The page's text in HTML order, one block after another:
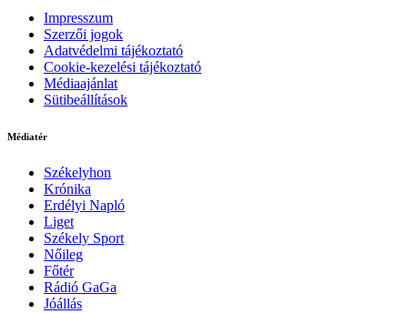
Impresszum
Szerzői jogok
Adatvédelmi tájékoztató
Cookie-kezelési tájékoztató
Médiaajánlat
Sütibeállítások
Médiatér
Székelyhon
Krónika
Erdélyi Napló
Liget
Székely Sport
Nőileg
Főtér
Rádió GaGa
Jóállás